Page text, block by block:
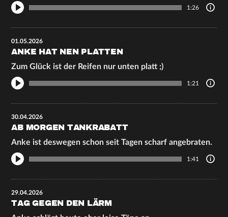
1:26
01.05.2026
ANKE HAT NEN PLATTEN
Zum Glück ist der Reifen nur unten platt ;)
1:21
30.04.2026
AB MORGEN TANKRABATT
Anke ist deswegen schon seit Tagen scharf angebraten.
1:41
29.04.2026
TAG GEGEN DEN LÄRM